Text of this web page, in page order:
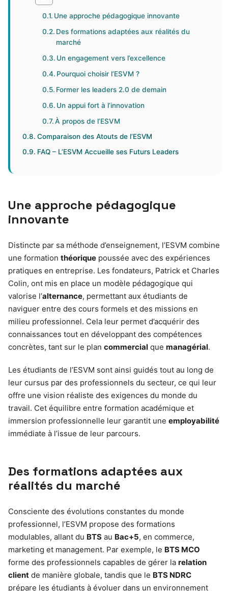
Une approche pédagogique innovante
Des formations adaptées aux réalités du
marché
Un engagement vers l’excellence
Pourquoi choisir l’ESVM ?
Former les leaders 2.0 de demain
Un appui fort à l’innovation
À propos de l’ESVM
Comparaison des Atouts de l’ESVM
FAQ – L’ESVM Accueille ses Futurs Leaders
Une approche pédagogique
innovante
Distincte par sa méthode d’enseignement, l’ESVM combine
une formation théorique poussée avec des expériences
pratiques en entreprise. Les fondateurs, Patrick et Charles
Colin, ont mis en place un modèle pédagogique qui
valorise l’alternance, permettant aux étudiants de
naviguer entre des cours formels et des missions en
milieu professionnel. Cela leur permet d’acquérir des
connaissances tout en développant des compétences
concrètes, tant sur le plan commercial que managérial.
Les étudiants de l’ESVM sont ainsi guidés tout au long de
leur cursus par des professionnels du secteur, ce qui leur
offre une vision réaliste des exigences du monde du
travail. Cet équilibre entre formation académique et
immersion professionnelle leur garantit une employabilité
immédiate à l’issue de leur parcours.
Des formations adaptées aux
réalités du marché
Consciente des évolutions constantes du monde
professionnel, l’ESVM propose des formations
modulables, allant du BTS au Bac+5, en commerce,
marketing et management. Par exemple, le BTS MCO
forme des professionnels capables de gérer la relation
client de manière globale, tandis que le BTS NDRC
prépare les étudiants à évoluer dans un environnement